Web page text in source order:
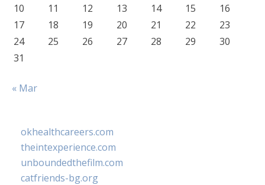
10 11 12 13 14 15
16
17
18 19 20 21 22
23
24
25 26 27 28 29
30
31
« Mar
okhealthcareers.com
theintexperience.com
unboundedthefilm.com
catfriends-bg.org